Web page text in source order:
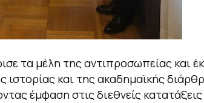
τα μέλη της αντιπροσωπείας και
ιστορίας και της ακαδημαϊκής
έμφαση στις διεθνείς